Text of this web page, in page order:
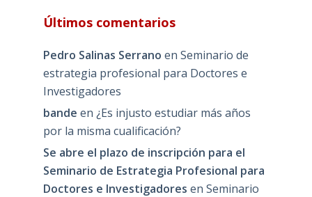
Últimos comentarios
Pedro Salinas Serrano en Seminario de
estrategia profesional para Doctores e
Investigadores
bande en ¿Es injusto estudiar más años
por la misma cualificación?
Se abre el plazo de inscripción para el
Seminario de Estrategia Profesional para
Doctores e Investigadores en Seminario